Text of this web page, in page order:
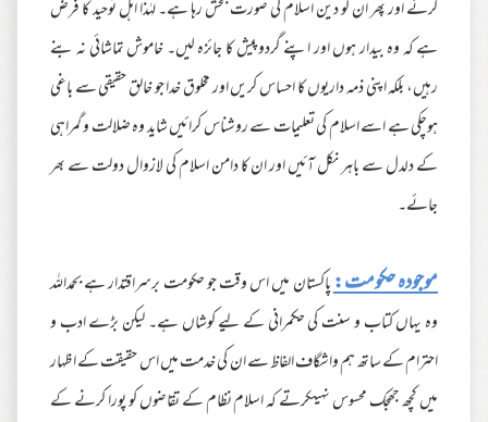
کرنے اور پھر ان کو دین اسلام کی صورت بخش رہا ہے۔ لہٰذا اہل توحید کا فرض
ہے کہ وہ بیدار ہوں اور اپنے گردوپیش کا جائزہ لیں۔ خاموش تماشائی نہ بنے
رہیں، بلکہ اپنی ذمہ داریوں کا احساس کریں اور مخلوق خدا جو خالق حقیقی سے باغی
ہوچکی ہے اسے اسلام کی تعلیمات سے روشناس کرائیں شاید وہ ضلالت و گمراہی
کے دلدل سے باہر نکل آئیں اور ان کا دامن اسلام کی لازوال دولت سے بھر
جائے۔
موجودہ حکومت:پاکستان میں اس وقت جو حکومت برسراقتدار ہے بحمداللہ
وہ یہاں کتاب و سنت کی حکمرانی کے لیے کوشاں ہے۔ لیکن بڑے ادب و
احترام کے ساتھ ہم واشگاف الفاظ سے ان کی خدمت میں اس حقیقت کے اظہار
میں کچھ جھجک محسوس نہیںکرتے کہ اسلام نظام کے تقاضوں کو پورا کرنے کے